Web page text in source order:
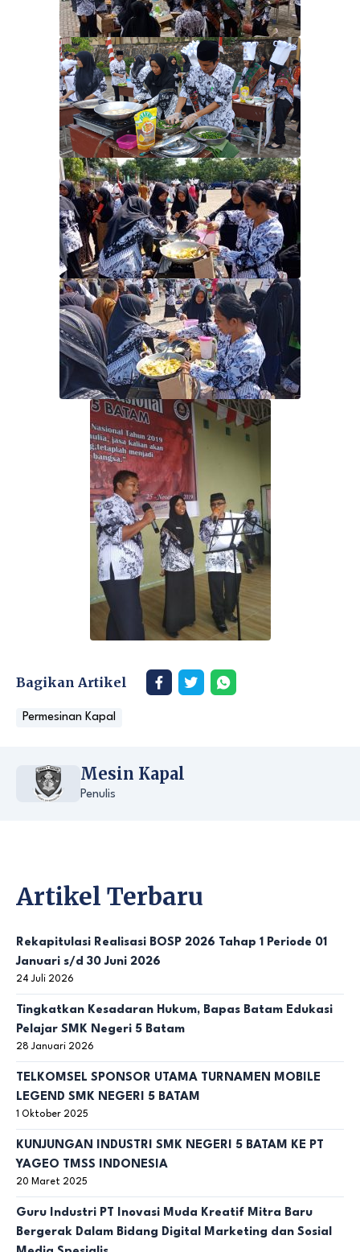
Bagikan Artikel
Permesinan Kapal
Mesin Kapal
Penulis
Artikel Terbaru
Rekapitulasi Realisasi BOSP 2026 Tahap 1 Periode 01
Januari s/d 30 Juni 2026
24 Juli 2026
Tingkatkan Kesadaran Hukum, Bapas Batam Edukasi
Pelajar SMK Negeri 5 Batam
28 Januari 2026
TELKOMSEL SPONSOR UTAMA TURNAMEN MOBILE
LEGEND SMK NEGERI 5 BATAM
1 Oktober 2025
KUNJUNGAN INDUSTRI SMK NEGERI 5 BATAM KE PT
YAGEO TMSS INDONESIA
20 Maret 2025
Guru Industri PT Inovasi Muda Kreatif Mitra Baru
Bergerak Dalam Bidang Digital Marketing dan Sosial